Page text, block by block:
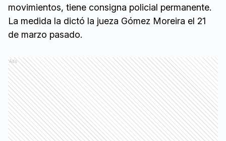
movimientos, tiene consigna policial permanente.
La medida la dictó la jueza Gómez Moreira el 21
de marzo pasado.
Ads